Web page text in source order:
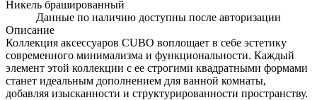
Никель брашированный
Данные по наличию доступны после авторизации
Описание
Коллекция аксессуаров CUBO воплощает в себе эстетику
современного минимализма и функциональности. Каждый
элемент этой коллекции с ее строгими квадратными формами
станет идеальным дополнением для ванной комнаты,
добавляя изысканности и структурированности пространству.